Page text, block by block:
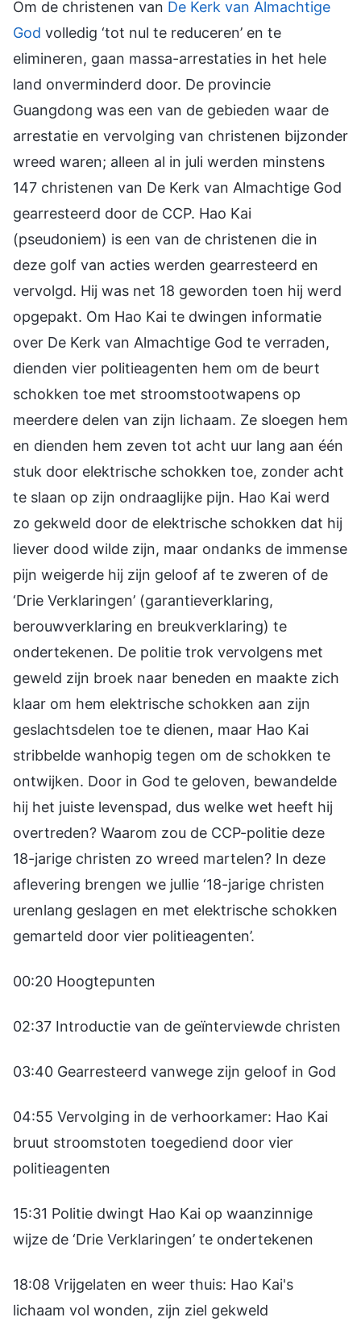
Om de christenen van De Kerk van Almachtige
God volledig ‘tot nul te reduceren’ en te
elimineren, gaan massa-arrestaties in het hele
land onverminderd door. De provincie
Guangdong was een van de gebieden waar de
arrestatie en vervolging van christenen bijzonder
wreed waren; alleen al in juli werden minstens
147 christenen van De Kerk van Almachtige God
gearresteerd door de CCP. Hao Kai
(pseudoniem) is een van de christenen die in
deze golf van acties werden gearresteerd en
vervolgd. Hij was net 18 geworden toen hij werd
opgepakt. Om Hao Kai te dwingen informatie
over De Kerk van Almachtige God te verraden,
dienden vier politieagenten hem om de beurt
schokken toe met stroomstootwapens op
meerdere delen van zijn lichaam. Ze sloegen hem
en dienden hem zeven tot acht uur lang aan één
stuk door elektrische schokken toe, zonder acht
te slaan op zijn ondraaglijke pijn. Hao Kai werd
zo gekweld door de elektrische schokken dat hij
liever dood wilde zijn, maar ondanks de immense
pijn weigerde hij zijn geloof af te zweren of de
‘Drie Verklaringen’ (garantieverklaring,
berouwverklaring en breukverklaring) te
ondertekenen. De politie trok vervolgens met
geweld zijn broek naar beneden en maakte zich
klaar om hem elektrische schokken aan zijn
geslachtsdelen toe te dienen, maar Hao Kai
stribbelde wanhopig tegen om de schokken te
ontwijken. Door in God te geloven, bewandelde
hij het juiste levenspad, dus welke wet heeft hij
overtreden? Waarom zou de CCP-politie deze
18-jarige christen zo wreed martelen? In deze
aflevering brengen we jullie ‘18-jarige christen
urenlang geslagen en met elektrische schokken
gemarteld door vier politieagenten’.
00:20 Hoogtepunten
02:37 Introductie van de geïnterviewde christen
03:40 Gearresteerd vanwege zijn geloof in God
04:55 Vervolging in de verhoorkamer: Hao Kai
bruut stroomstoten toegediend door vier
politieagenten
15:31 Politie dwingt Hao Kai op waanzinnige
wijze de ‘Drie Verklaringen’ te ondertekenen
18:08 Vrijgelaten en weer thuis: Hao Kai's
lichaam vol wonden, zijn ziel gekweld